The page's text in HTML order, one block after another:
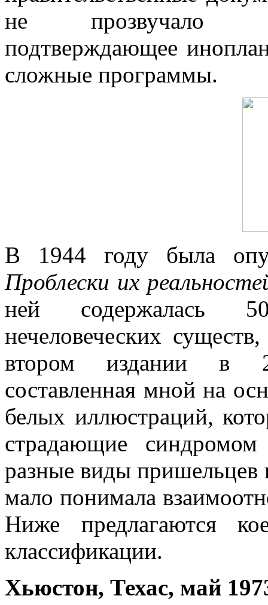
не прозвучало
подтверждающее
сложные программы.
В 1944 году была
Проблески их
ней содержалась 50-
нечеловеческих
втором издании в
составленная мной на
белых иллюстраций,
страдающие
разные виды пришельцев
мало понимала
Ниже предлагаются
классификации.
Хьюстон, Техас, май